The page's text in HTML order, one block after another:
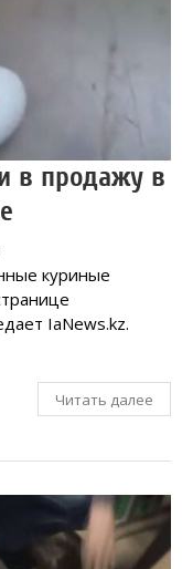
в продажу в
куриные
IaNews.kz.
Читать далее